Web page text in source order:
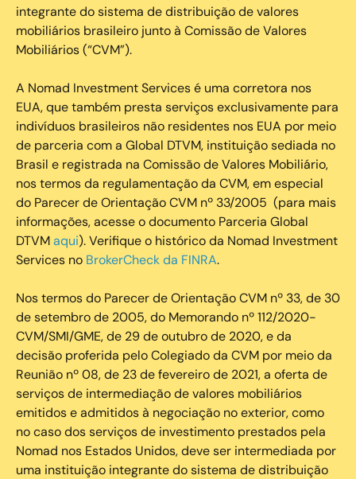
integrante do sistema de distribuição de valores
mobiliários brasileiro junto à Comissão de Valores
Mobiliários (“CVM”).
‍A Nomad Investment Services é uma corretora nos
EUA, que também presta serviços exclusivamente para
indivíduos brasileiros não residentes nos EUA por meio
de parceria com a Global DTVM, instituição sediada no
Brasil e registrada na Comissão de Valores Mobiliário,
nos termos da regulamentação da CVM, em especial
do Parecer de Orientação CVM nº 33/2005 (para mais
informações, acesse o documento Parceria Global
DTVMaqui). Verifique o histórico da Nomad Investment
Services no BrokerCheck da FINRA.
Nos termos do Parecer de Orientação CVM nº 33, de 30
de setembro de 2005, do Memorando nº 112/2020-
CVM/SMI/GME, de 29 de outubro de 2020, e da
decisão proferida pelo Colegiado da CVM por meio da
Reunião nº 08, de 23 de fevereiro de 2021, a oferta de
serviços de intermediação de valores mobiliários
emitidos e admitidos à negociação no exterior, como
no caso dos serviços de investimento prestados pela
Nomad nos Estados Unidos, deve ser intermediada por
uma instituição integrante do sistema de distribuição